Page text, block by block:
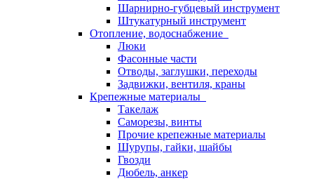
Шарнирно-губцевый инструмент
Штукатурный инструмент
Отопление, водоснабжение
Люки
Фасонные части
Отводы, заглушки, переходы
Задвижки, вентиля, краны
Крепежные материалы
Такелаж
Саморезы, винты
Прочие крепежные материалы
Шурупы, гайки, шайбы
Гвозди
Дюбель, анкер